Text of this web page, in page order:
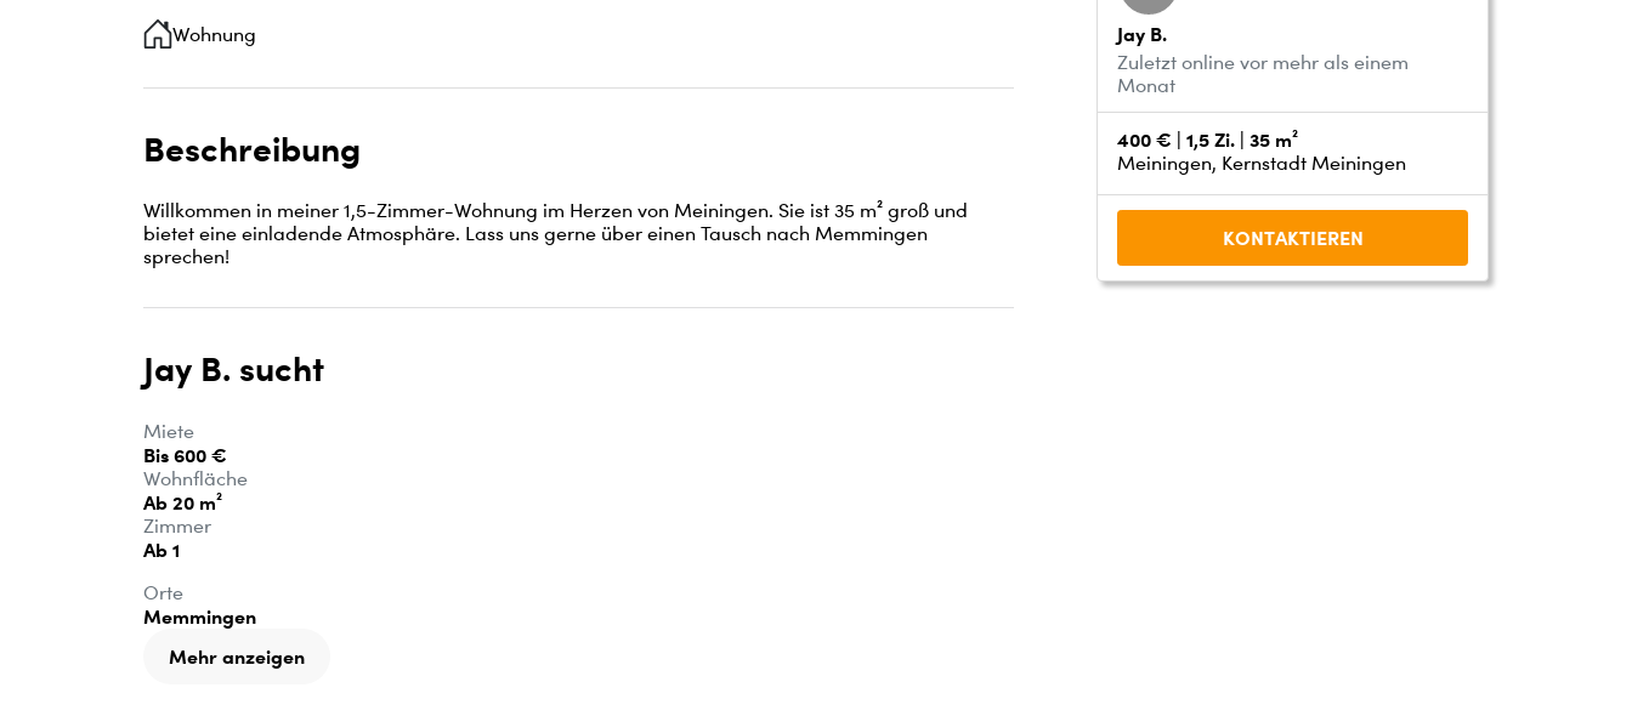
Wohnung
Beschreibung
Willkommen in meiner 1,5-Zimmer-Wohnung im Herzen von Meiningen. Sie ist 35 m² groß und
bietet eine einladende Atmosphäre. Lass uns gerne über einen Tausch nach Memmingen
sprechen!
Jay B. sucht
Miete
Bis 600 €
Wohnfläche
Ab 20 m²
Zimmer
Ab 1
Orte
Memmingen
Mehr anzeigen
Jay B.
Zuletzt online vor mehr als einem
Monat
400 € | 1,5 Zi. | 35 m²
Meiningen, Kernstadt Meiningen
KONTAKTIEREN